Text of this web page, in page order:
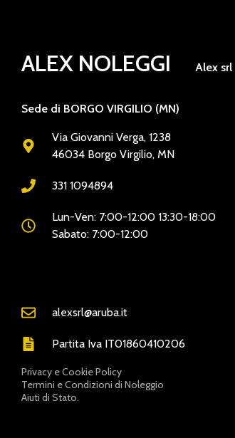
ALEX NOLEGGI Alex srl
Sede di BORGO VIRGILIO (MN)
Via Giovanni Verga, 1238
46034 Borgo Virgilio, MN
331 1094894
Lun-Ven: 7:00-12:00 13:30-18:00
Sabato: 7:00-12:00
alexsrl@aruba.it
Partita Iva IT01860410206
Privacy e Cookie Policy
Termini e Condizioni di Noleggio
Aiuti di Stato.